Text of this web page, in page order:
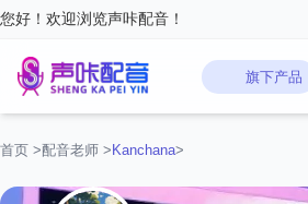
您好！欢迎浏览声咔配音！
旗下产品
首页 >配音老师 > Kanchana>